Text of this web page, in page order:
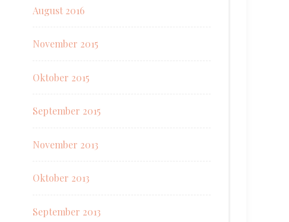
August 2016
November 2015
Oktober 2015
September 2015
November 2013
Oktober 2013
September 2013